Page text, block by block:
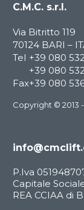
C.M.C. s.r.l.
Via Bitritto 119
70124 BARI –
Tel +39 080
+39 080
Fax+39 080
Copyright © 2013
P.Iva
Capitale
REA CCIAA di